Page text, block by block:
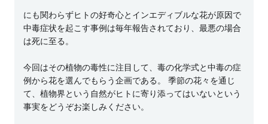
にも関わらずヒトの好奇心とインエディブルな花が原因で
中毒症状を起こす事例は毎年報告されており、最悪の場合
は死に至る。
今回はその植物の毒性に注目して、毒の化学式と中毒の症
例から花を選んでもらう企画である。 季節の花々を通じ
て、植物界という自然がヒトに寄り添ってはいないという
事実をどうぞお楽しみください。